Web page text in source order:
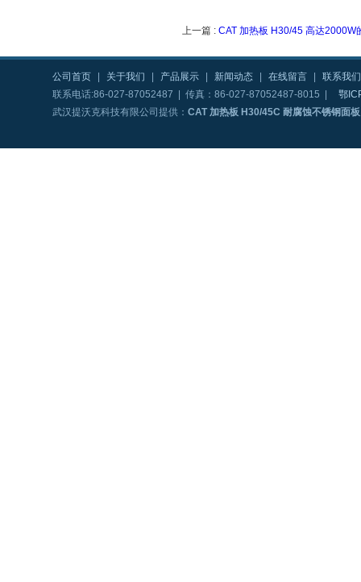
上一篇 : CAT 加热板 H30/45 高达2000W
公司首页 关于我们 产品展示 新闻动态 在线留言
联系我们
联系电话:86-027-87052487 | 传真：86-027-87052487-8015 |
鄂
武汉提沃克科技有限公司提供： CAT 加热板 H30/45C 耐腐蚀不锈钢面板